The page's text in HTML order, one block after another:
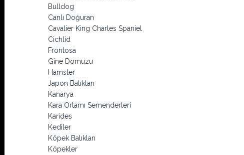
Bulldog
Canlı Doğuran
Cavalier King Charles Spaniel
Cichlid
Frontosa
Gine Domuzu
Hamster
Japon Balıkları
Kanarya
Kara Ortamı Semenderleri
Karides
Kediler
Köpek Balıkları
Köpekler